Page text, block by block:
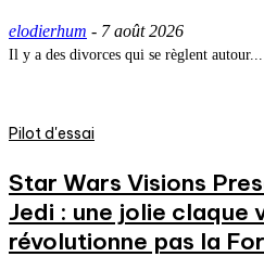
elodierhum - 7 août 2026
Il y a des divorces qui se règlent autour...
Pilot d'essai
Star Wars Visions
Jedi : une jolie claque
révolutionne pas la